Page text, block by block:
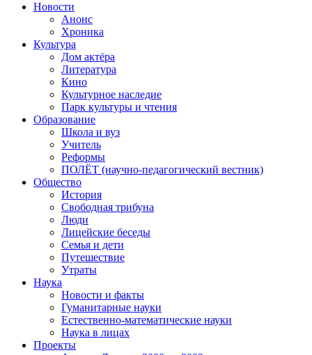
Новости
Анонс
Хроника
Культура
Дом актёра
Литература
Кино
Культурное наследие
Парк культуры и чтения
Образование
Школа и вуз
Учитель
Реформы
ПОЛЁТ (научно-педагогический вестник)
Общество
История
Свободная трибуна
Люди
Лицейские беседы
Семья и дети
Путешествие
Утраты
Наука
Новости и факты
Гуманитарные науки
Естественно-математические науки
Наука в лицах
Проекты